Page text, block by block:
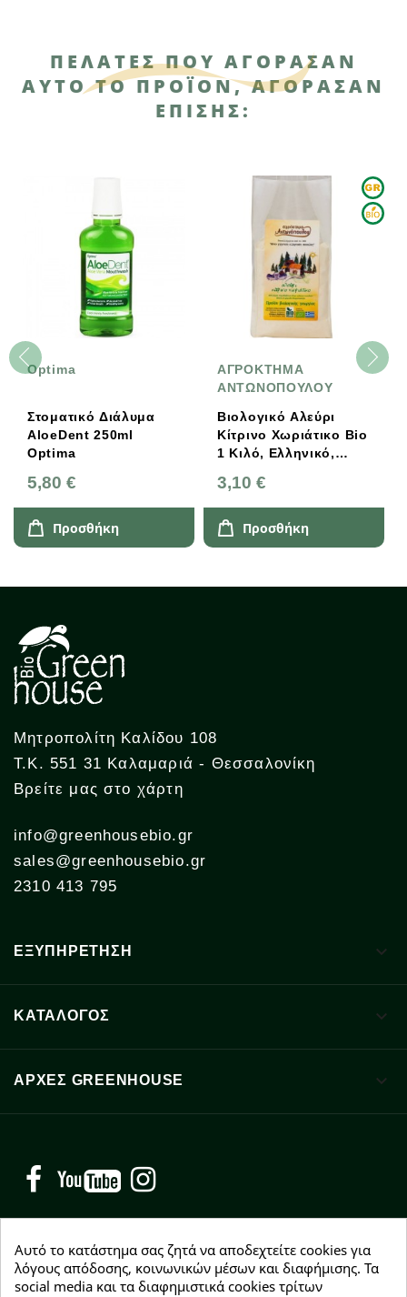
ΠΕΛΆΤΕΣ ΠΟΥ ΑΓΌΡΑΣΑΝ
ΑΥΤΌ ΤΟ ΠΡΟΪΌΝ, ΑΓΌΡΑΣΑΝ
ΕΠΊΣΗΣ:
Optima
Στοματικό Διάλυμα
AloeDent 250ml
Optima
5,80 €
Προσθήκη
ΑΓΡΟΚΤΗΜΑ
ΑΝΤΩΝΟΠΟΥΛΟΥ
Βιολογικό Αλεύρι
Κίτρινο Χωριάτικο Bio
1 Κιλό, Ελληνικό,
Αντωνόπουλου
3,10 €
Προσθήκη
Μητροπολίτη Καλίδου 108
Τ.Κ. 551 31 Καλαμαριά - Θεσσαλονίκη
Βρείτε μας στο χάρτη
info@greenhousebio.gr
sales@greenhousebio.gr
2310 413 795
ΕΞΥΠΗΡΕΤΗΣΗ 
ΚΑΤΑΛΟΓΟΣ 
ΑΡΧΈΣ GREENHOUSE 
Facebook YouTube
NEWSLETTER
Αυτό το κατάστημα σας ζητά να αποδεχτείτε cookies για
λόγους απόδοσης, κοινωνικών μέσων και διαφήμισης. Τα
social media και τα διαφημιστικά cookies τρίτων